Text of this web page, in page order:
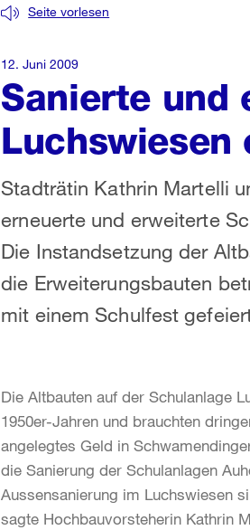
Sanierte und
Luchswiesen
Seite vorlesen
Stadträtin Kathrin Martelli
erneuerte und erweiterte
Die Instandsetzung der
die Erweiterungsbauten
mit einem Schulfest
12. Juni 2009
Die Altbauten auf der Schulanlage
1950er-Jahren und brauchten
angelegtes Geld in
die Sanierung der Schulanlagen
Aussensanierung im Luchswiesen
sagte Hochbauvorsteherin Kathrin